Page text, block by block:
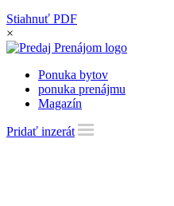
Stiahnuť PDF
×
Ponuka bytov
ponuka prenájmu
Magazín
Pridať inzerát